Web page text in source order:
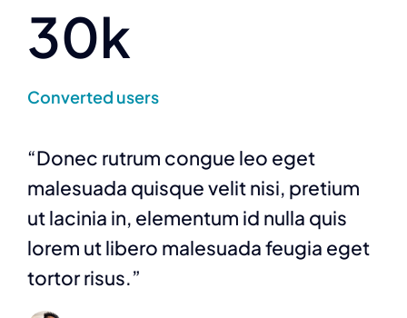
30k
Converted users
“Donec rutrum congue leo eget
malesuada quisque velit nisi, pretium
ut lacinia in, elementum id nulla quis
lorem ut libero malesuada feugia eget
tortor risus.”